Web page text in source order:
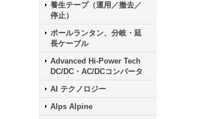
養生テープ（運用／撤去／
停止）
ポールランタン、分岐・延
長ケーブル
Advanced Hi-Power Tech
DC/DC・AC/DCコンバータ
AI テクノロジー
Alps Alpine